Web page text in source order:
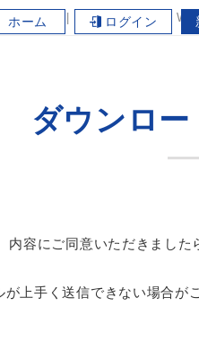
ログイン
ホーム
フォーム | ワケンビーテック
ダウンロ
内容にご同意いただきまし
上手く送信できない場合